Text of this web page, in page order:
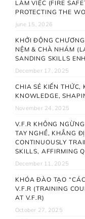
LÀM VIỆC (FIRE
PROTECTING THE
June 15, 2026
KHỞI ĐỘNG
NỆM & CHÀ NHÁM
SANDING SKILLS
December 17, 2025
CHIA SẺ KIẾN THỨC,
KNOWLEDGE,
November 24, 2025
V.F.R KHÔNG
TAY NGHỀ, KHẲNG
CONTINUOUSLY
SKILLS, AFFIRMING
December 11, 2025
KHÓA ĐÀO TẠO
V.F.R (TRAINING
AT V.F.R)
October 27, 2025